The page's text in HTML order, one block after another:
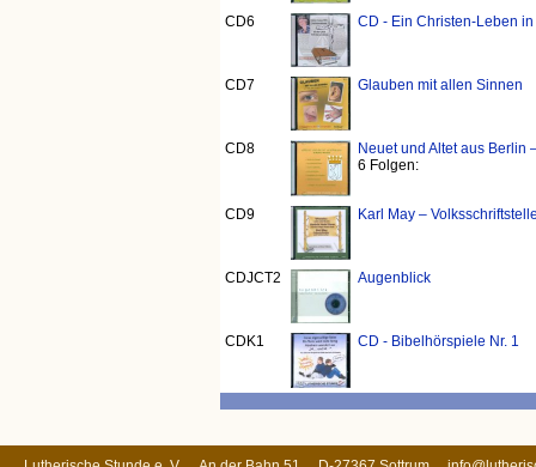
CD6 CD - Ein Christen-Leben
CD7 Glauben mit allen Sinnen
CD8
Neuet und Altet aus Berlin
6 Folgen:
CD9 Karl May –
CDJCT2 Augenblick
CDK1 CD - Bibelhörspiele Nr. 1